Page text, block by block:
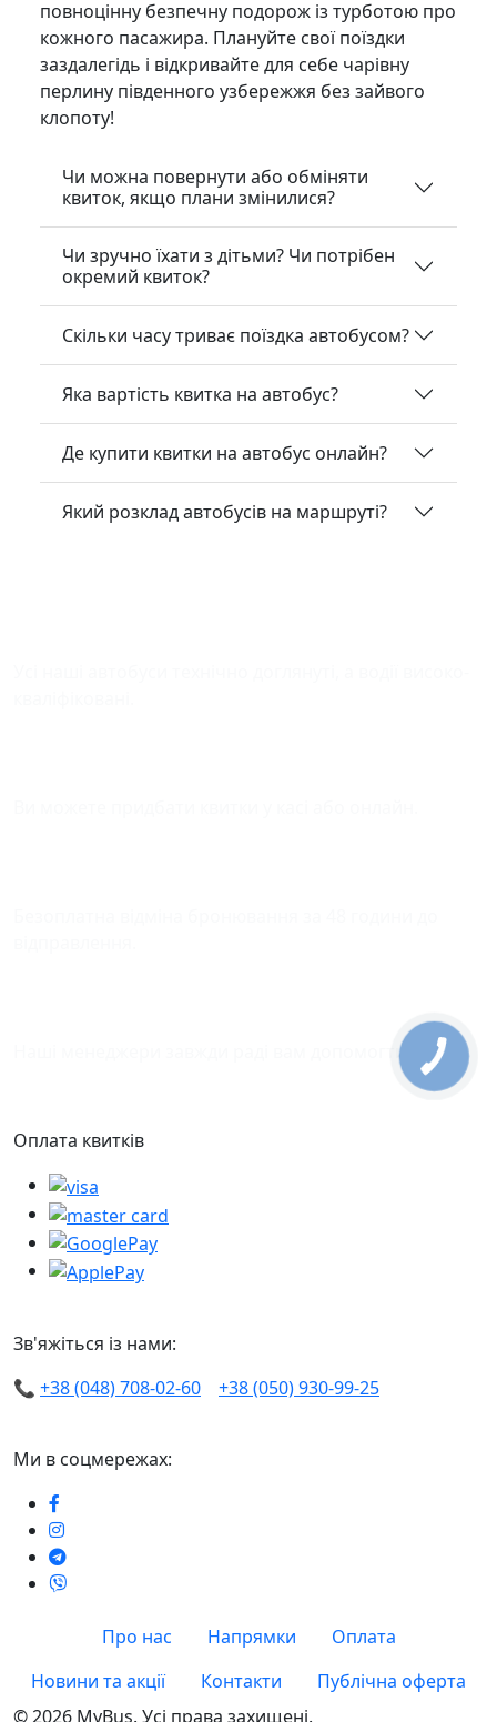
повноцінну безпечну подорож із турботою про
кожного пасажира. Плануйте свої поїздки
заздалегідь і відкривайте для себе чарівну
перлину південного узбережжя без зайвого
клопоту!
Чи можна повернути або обміняти
квиток, якщо плани змінилися?
Чи зручно їхати з дітьми? Чи потрібен
окремий квиток?
Скільки часу триває поїздка автобусом?
Яка вартість квитка на автобус?
Де купити квитки на автобус онлайн?
Який розклад автобусів на маршруті?
Наші менеджери завжди раді вам допомогти.
Оплата квитків
Зв'яжіться із нами:
📞 +38 (048) 708-02-60 +38 (050) 930-99-25
Ми в соцмережах:
Про нас Напрямки
Оплата
Новини та акції
Контакти
Публічна оферта
© 2026 MyBus. Усі права захищені.